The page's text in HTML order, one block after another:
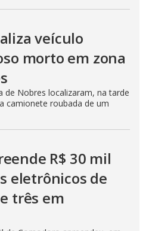
veículo
morto em zona
de Nobres localizaram, na tarde
camionete roubada de um
R$ 30 mil
eletrônicos de
três em